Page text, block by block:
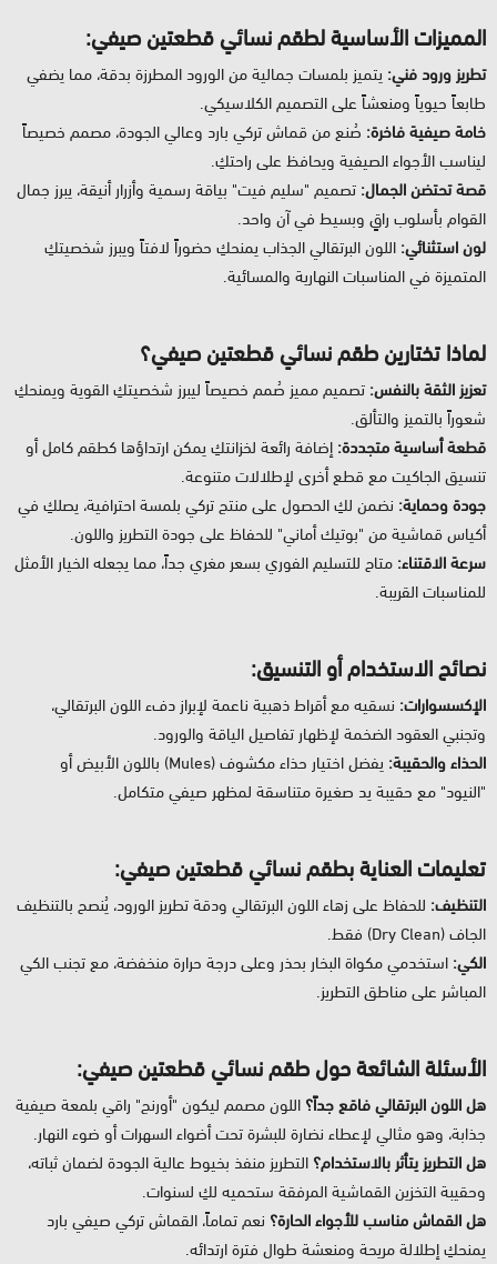
المميزات الأساسية لطقم نسائي قطعتين صيفي:
تطريز ورود فني: يتميز بلمسات جمالية من الورود المطرزة بدقة، مما يضفي
طابعاً حيوياً ومنعشاً على التصميم الكلاسيكي.
خامة صيفية فاخرة: صُنع من قماش تركي بارد وعالي الجودة، مصمم خصيصاً
ليناسب الأجواء الصيفية ويحافظ على راحتكِ.
قصة تحتضن الجمال: تصميم "سليم فيت" بياقة رسمية وأزرار أنيقة، يبرز جمال
القوام بأسلوب راقٍ وبسيط في آن واحد.
لون استثنائي: اللون البرتقالي الجذاب يمنحكِ حضوراً لافتاً ويبرز شخصيتكِ
المتميزة في المناسبات النهارية والمسائية.
لماذا تختارين طقم نسائي قطعتين صيفي؟
تعزيز الثقة بالنفس: تصميم مميز صُمم خصيصاً ليبرز شخصيتكِ القوية ويمنحكِ
شعوراً بالتميز والتألق.
قطعة أساسية متجددة: إضافة رائعة لخزانتكِ يمكن ارتداؤها كطقم كامل أو
تنسيق الجاكيت مع قطع أخرى لإطلالات متنوعة.
جودة وحماية: نضمن لكِ الحصول على منتج تركي بلمسة احترافية، يصلكِ في
أكياس قماشية من "بوتيك أماني" للحفاظ على جودة التطريز واللون.
سرعة الاقتناء: متاح للتسليم الفوري بسعر مغري جداً، مما يجعله الخيار الأمثل
للمناسبات القريبة.
نصائح الاستخدام أو التنسيق:
الإكسسوارات: نسقيه مع أقراط ذهبية ناعمة لإبراز دفء اللون البرتقالي،
وتجنبي العقود الضخمة لإظهار تفاصيل الياقة والورود.
الحذاء والحقيبة:
يفضل اختيار حذاء مكشوف (Mules) باللون الأبيض أو
"النيود" مع حقيبة يد صغيرة متناسقة لمظهر صيفي متكامل.
تعليمات العناية بطقم نسائي قطعتين صيفي:
التنظيف: للحفاظ على زهاء اللون البرتقالي ودقة تطريز الورود، يُنصح بالتنظيف
الجاف (Dry Clean) فقط.
الكي: استخدمي مكواة البخار بحذر وعلى درجة حرارة منخفضة، مع تجنب الكي
المباشر على مناطق التطريز.
الأسئلة الشائعة حول طقم نسائي قطعتين صيفي:
هل اللون البرتقالي فاقع جداً؟ اللون مصمم ليكون "أورنج" راقي بلمعة صيفية
جذابة، وهو مثالي لإعطاء نضارة للبشرة تحت أضواء السهرات أو ضوء النهار.
هل التطريز يتأثر بالاستخدام؟ التطريز منفذ بخيوط عالية الجودة لضمان ثباته،
وحقيبة التخزين القماشية المرفقة ستحميه لكِ لسنوات.
هل القماش مناسب للأجواء الحارة؟ نعم تماماً، القماش تركي صيفي بارد
يمنحكِ إطلالة مريحة ومنعشة طوال فترة ارتدائه.